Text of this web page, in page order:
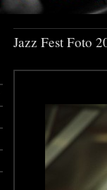
Jazz Fest Foto